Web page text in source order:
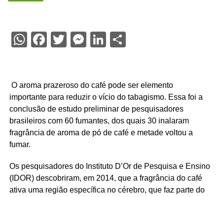
WhatsApp
Facebook
Twitter
Messenger
LinkedIn
Share
O aroma prazeroso do café pode ser elemento
importante para reduzir o vício do tabagismo. Essa foi a
conclusão de estudo preliminar de pesquisadores
brasileiros com 60 fumantes, dos quais 30 inalaram
fragrância de aroma de pó de café e metade voltou a
fumar.
Os pesquisadores do Instituto D’Or de Pesquisa e Ensino
(IDOR) descobriram, em 2014, que a fragrância do café
ativa uma região específica no cérebro, que faz parte do